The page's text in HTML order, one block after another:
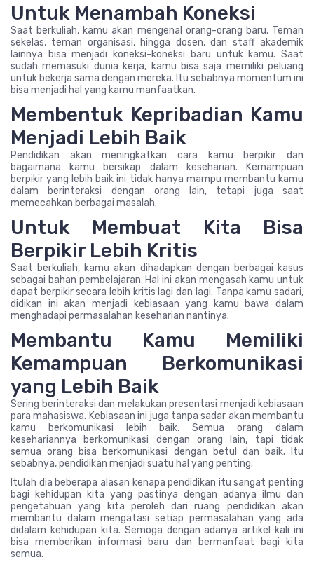
Untuk Menambah Koneksi
Saat berkuliah, kamu akan mengenal orang-orang baru. Teman
sekelas, teman organisasi, hingga dosen, dan staff akademik
lainnya bisa menjadi koneksi-koneksi baru untuk kamu. Saat
sudah memasuki dunia kerja, kamu bisa saja memiliki peluang
untuk bekerja sama dengan mereka. Itu sebabnya momentum ini
bisa menjadi hal yang kamu manfaatkan.
Membentuk Kepribadian Kamu
Menjadi Lebih Baik
Pendidikan akan meningkatkan cara kamu berpikir dan
bagaimana kamu bersikap dalam keseharian. Kemampuan
berpikir yang lebih baik ini tidak hanya mampu membantu kamu
dalam berinteraksi dengan orang lain, tetapi juga saat
memecahkan berbagai masalah.
Untuk Membuat Kita Bisa
Berpikir Lebih Kritis
Saat berkuliah, kamu akan dihadapkan dengan berbagai kasus
sebagai bahan pembelajaran. Hal ini akan mengasah kamu untuk
dapat berpikir secara lebih kritis lagi dan lagi. Tanpa kamu sadari,
didikan ini akan menjadi kebiasaan yang kamu bawa dalam
menghadapi permasalahan keseharian nantinya.
Membantu Kamu Memiliki
Kemampuan Berkomunikasi
yang Lebih Baik
Sering berinteraksi dan melakukan presentasi menjadi kebiasaan
para mahasiswa. Kebiasaan ini juga tanpa sadar akan membantu
kamu berkomunikasi lebih baik. Semua orang dalam
kesehariannya berkomunikasi dengan orang lain, tapi tidak
semua orang bisa berkomunikasi dengan betul dan baik. Itu
sebabnya, pendidikan menjadi suatu hal yang penting.
Itulah dia beberapa alasan kenapa pendidikan itu sangat penting
bagi kehidupan kita yang pastinya dengan adanya ilmu dan
pengetahuan yang kita peroleh dari ruang pendidikan akan
membantu dalam mengatasi setiap permasalahan yang ada
didalam kehidupan kita. Semoga dengan adanya artikel kali ini
bisa memberikan informasi baru dan bermanfaat bagi kita
semua.